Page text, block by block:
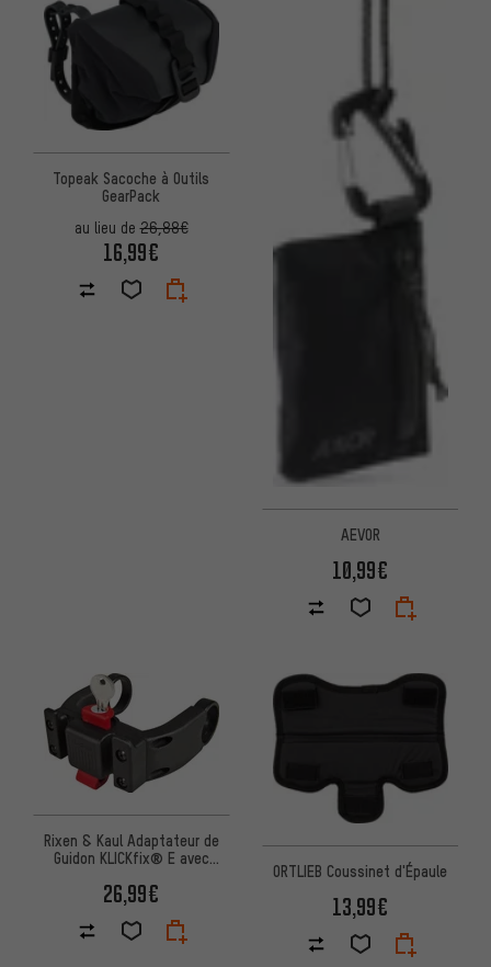
Topeak Sacoche à Outils
GearPack
au lieu de26,88€
16,99€
AEVOR
10,99€
Rixen & Kaul Adaptateur de
Guidon KLICKfix® E avec
26,99€
ORTLIEB Coussinet d'Épaule
13,99€